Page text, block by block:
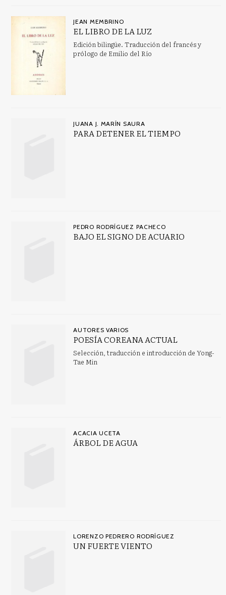
JEAN MEMBRINO
EL LIBRO DE LA LUZ
Edición bilingüe. Traducción del francés y
prólogo de Emilio del Río
JUANA J. MARÍN SAURA
PARA DETENER EL TIEMPO
PEDRO RODRÍGUEZ PACHECO
BAJO EL SIGNO DE ACUARIO
AUTORES VARIOS
POESÍA COREANA ACTUAL
Selección, traducción e introducción de Yong-
Tae Min
ACACIA UCETA
ÁRBOL DE AGUA
LORENZO PEDRERO RODRÍGUEZ
UN FUERTE VIENTO